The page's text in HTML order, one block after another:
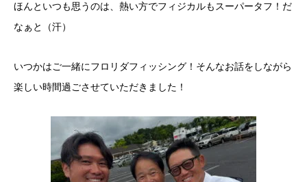
ほんといつも思うのは、熱い方でフィジカルもスーパータフ！だ
なぁと（汗）
いつかはご一緒にフロリダフィッシング！そんなお話をしながら
楽しい時間過ごさせていただきました！